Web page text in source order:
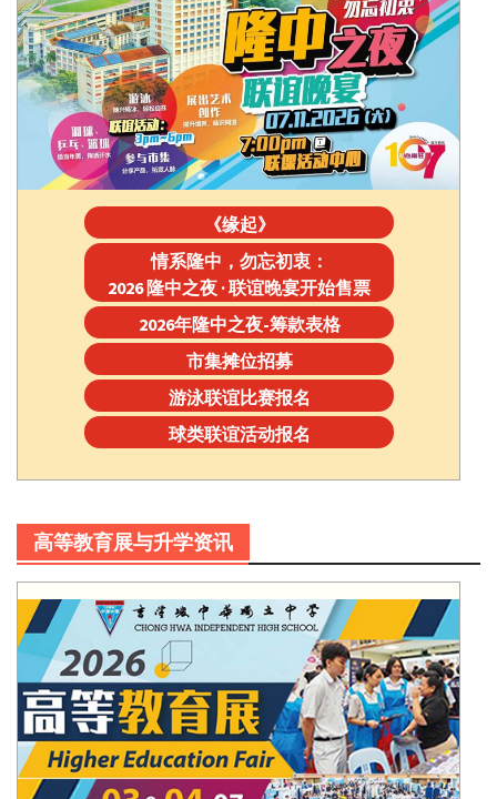
《缘起》
情系隆中，勿忘初衷：
2026 隆中之夜 · 联谊晚宴开始售票
2026年隆中之夜-筹款表格
市集摊位招募
游泳联谊比赛报名
球类联谊活动报名
高等教育展与升学资讯